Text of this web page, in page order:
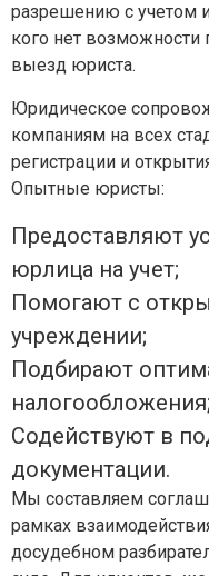
разрешению с учетом
кого нет
выезд юриста.
Юридическое
компаниям на всех
регистрации и
Опытные юристы:
Предоставляют
юрлица на учет;
Помогают с
учреждении;
Подбирают
налогообложения;
Содействуют в
документации.
Мы составляем
рамках
досудебном